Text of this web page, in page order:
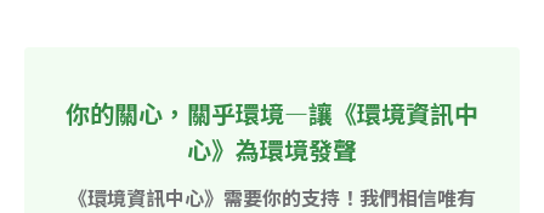
你的關心，關乎環境—讓《環境資訊中
心》為環境發聲
《環境資訊中心》需要你的支持！我們相信唯有